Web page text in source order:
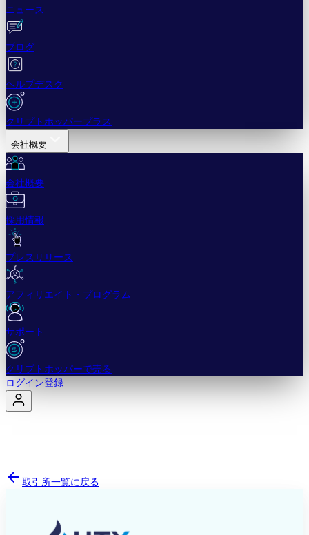
ニュース
ブログ
ヘルプデスク
クリプトホッパープラス
会社概要
会社概要
採用情報
プレスリリース
アフィリエイト・プログラム
サポート
クリプトホッパーで売る
ログイン登録
取引所一覧に戻る